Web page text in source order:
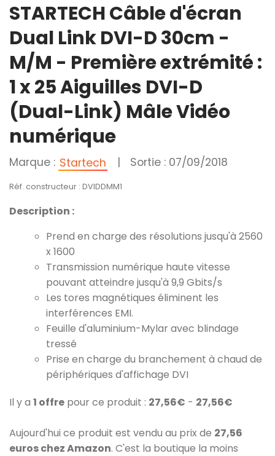
STARTECH Câble d'écran
Dual Link DVI-D 30cm -
M/M - Première extrémité :
1 x 25 Aiguilles DVI-D
(Dual-Link) Mâle Vidéo
numérique
Marque : Startech | Sortie : 07/09/2018
Réf. constructeur : DVIDDMM1
Description :
Prend en charge des résolutions jusqu'à 2560
x 1600
Transmission numérique haute vitesse
pouvant atteindre jusqu'à 9,9 Gbits/s
Les tores magnétiques éliminent les
interférences EMI.
Feuille d'aluminium-Mylar avec blindage
tressé
Prise en charge du branchement à chaud de
périphériques d'affichage DVI
Il y a 1 offre pour ce produit : 27,56€ - 27,56€
Aujourd'hui ce produit est vendu au prix de 27,56
euros chez Amazon. C'est la boutique la moins